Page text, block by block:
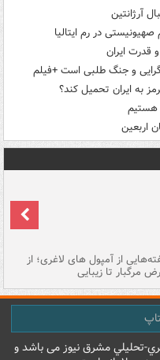
آرژانتین
در رم ایتالیا
قدرت ایران
و جنگ طلبی است +فیلم
به ایران تحمیل کند؟
هستیم
اربعین
از آمپول های لاغری؛ از
مرگبار تا زیبایی
تحليلي مشرق نيوز می باشد و